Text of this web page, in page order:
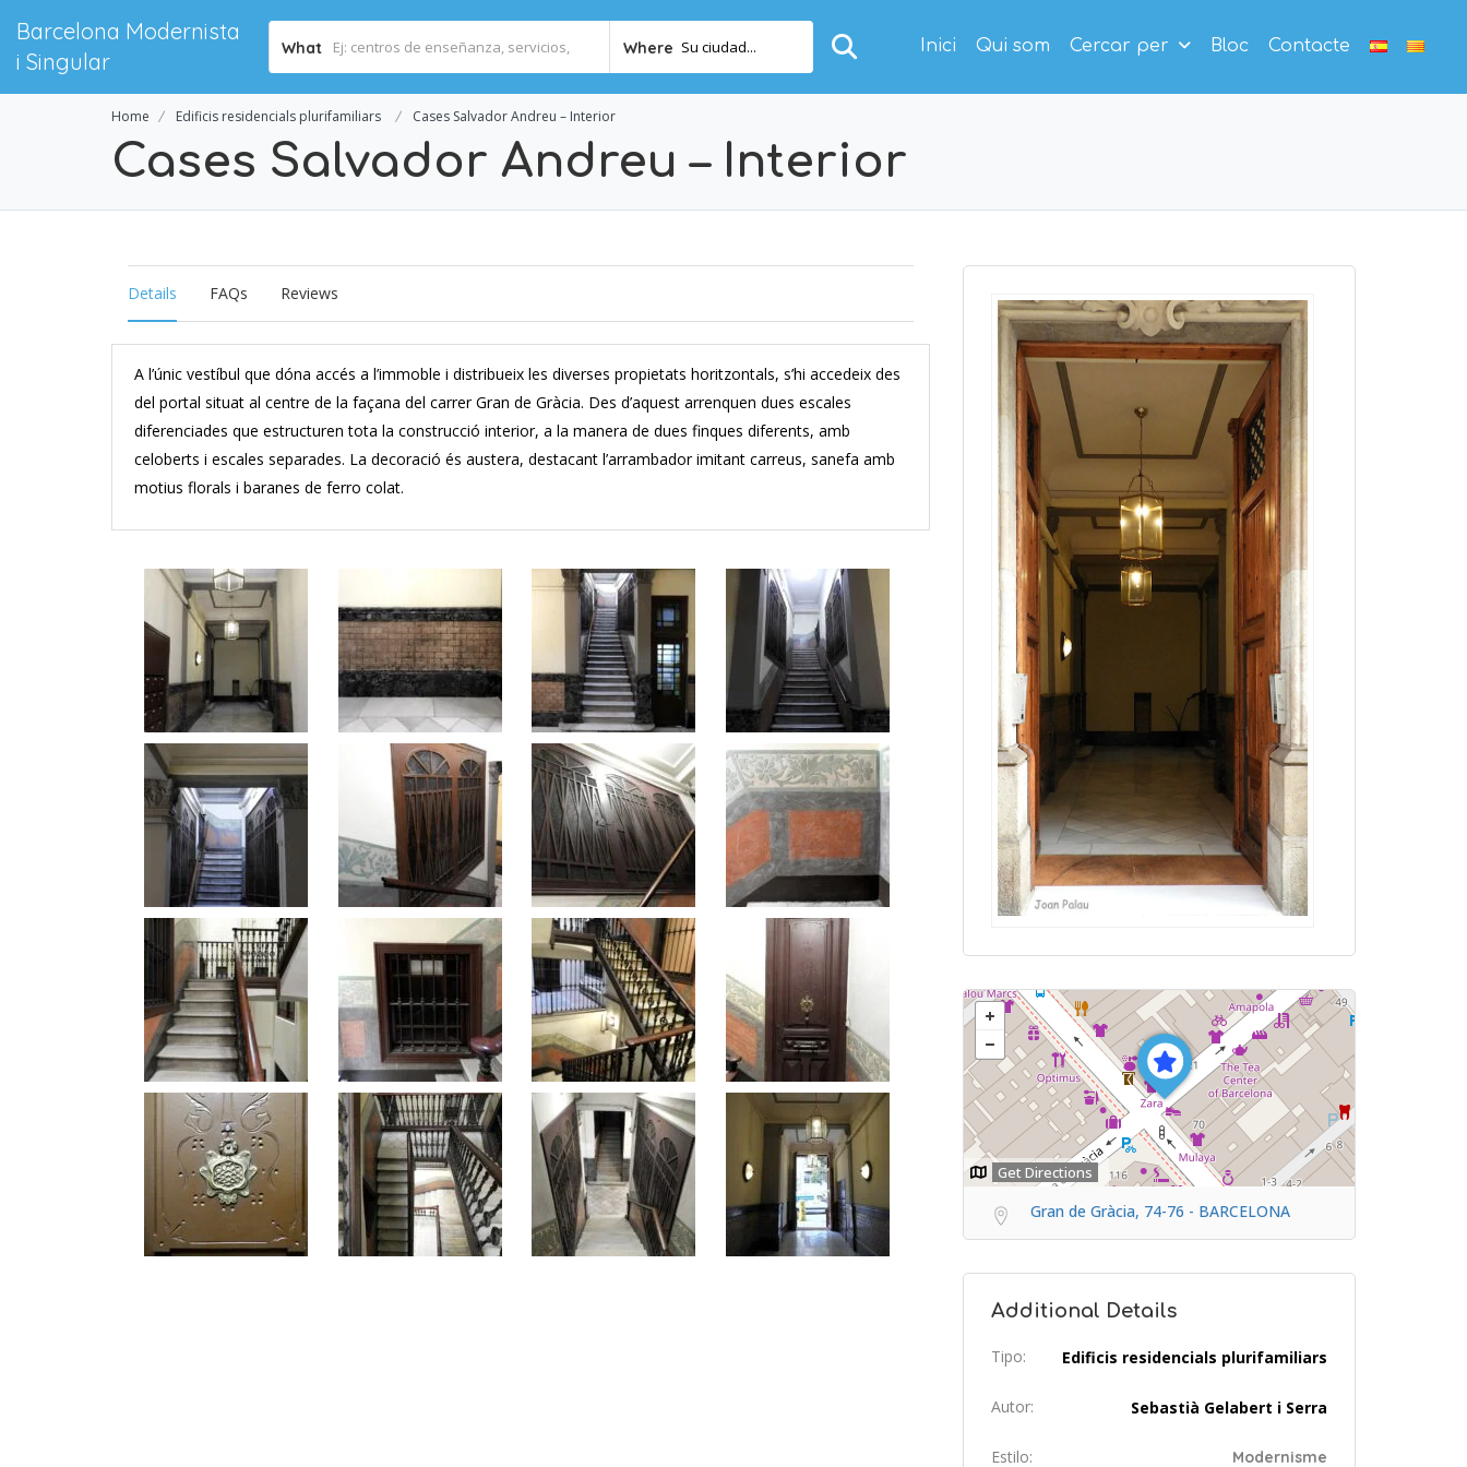
Barcelona Modernista
i Singular
What Where Su ciudad... Inici Qui som Cercar per Bloc Contacte
Home Edificis residencials plurifamiliars Cases Salvador Andreu – Interior
Cases Salvador Andreu – Interior
Details FAQs Reviews
A l’únic vestíbul que dóna accés a l’immoble i distribueix les diverses propietats horitzontals, s’hi accedeix des
del portal situat al centre de la façana del carrer Gran de Gràcia. Des d’aquest arrenquen dues escales
diferenciades que estructuren tota la construcció interior, a la manera de dues finques diferents, amb
celoberts i escales separades. La decoració és austera, destacant l’arrambador imitant carreus, sanefa amb
motius florals i baranes de ferro colat.
Get Directions
Gran de Gràcia, 74-76 - BARCELONA
Additional Details
Tipo: Edificis residencials plurifamiliars
Autor: Sebastià Gelabert i Serra
Estilo: Modernisme